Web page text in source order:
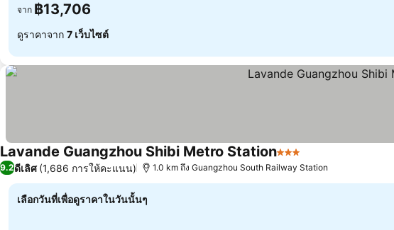
จาก ฿13,706
ดูราคาจาก 7 เว็บไซต์
Lavande Guangzhou Shibi Metro Station3 ดาว
9.2ดีเลิศ (1,686 การให้คะแนน) 1.0 km ถึง Guangzhou South Railway Station
เลือกวันที่เพื่อดูราคาในวันนั้นๆ